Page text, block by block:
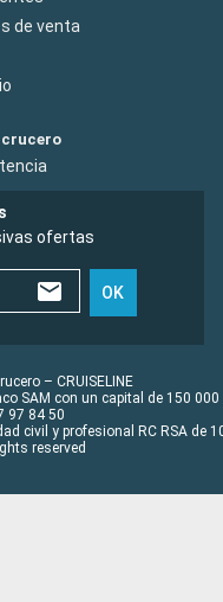
de venta
ofertas
OK
– CRUISELINE
SAM con un capital de 150 000
97 84 50
civil y profesional RC RSA de
reserved